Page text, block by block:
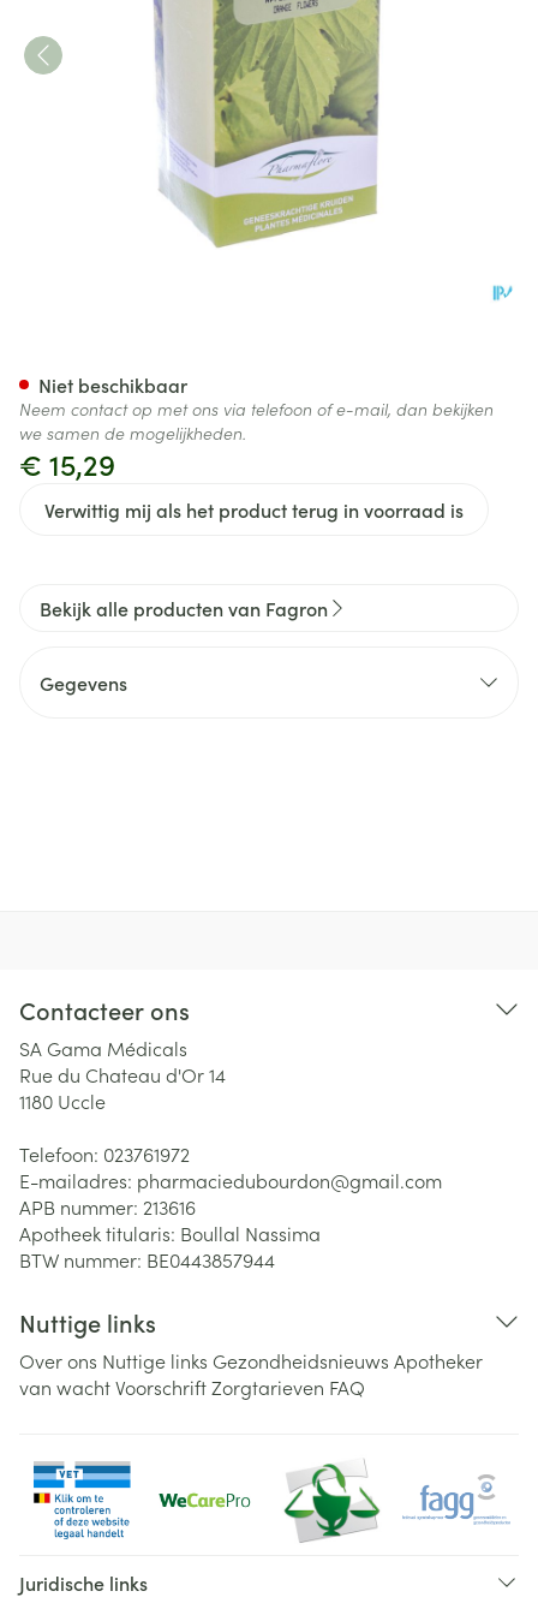
€ 15,29
Verwittig mij als het product terug in voorraad is
Niet beschikbaar
Neem contact op met ons via telefoon of e-mail, dan bekijken
we samen de mogelijkheden.
Bekijk alle producten van Fagron
Gegevens
Contacteer ons
SA Gama Médicals
Rue du Chateau d'Or 14
1180 Uccle
Telefoon: 023761972
E-mailadres: pharmaciedubourdon@gmail.com
APB nummer: 213616
Apotheek titularis: Boullal Nassima
BTW nummer: BE0443857944
Nuttige links
Over ons Nuttige links Gezondheidsnieuws Apotheker
van wachtVoorschriftZorgtarieven FAQ
Juridische links